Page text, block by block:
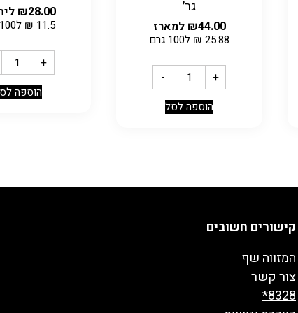
גר׳
₪44.00 למארז
25.88
₪ ל100 גרם
- +
הוספה לסל
₪28.00
11.5
₪ ל100 גרם
+
הוספה
קישורים חשובים
המזווה שף
צור קשר
8328*